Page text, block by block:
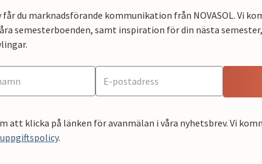
du marknadsförande kommunikation från NOVASOL. Vi
semesterboenden, samt inspiration för din nästa
att klicka på länken för avanmälan i våra nyhetsbrev. Vi
.